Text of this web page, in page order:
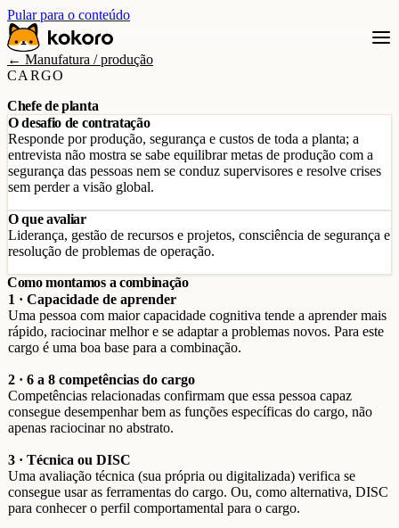
Pular para o conteúdo
← Manufatura / produção
CARGO
Chefe de planta
O desafio de contratação
Responde por produção, segurança e custos de toda a planta; a
entrevista não mostra se sabe equilibrar metas de produção com a
segurança das pessoas nem se conduz supervisores e resolve crises
sem perder a visão global.
O que avaliar
Liderança, gestão de recursos e projetos, consciência de segurança e
resolução de problemas de operação.
Como montamos a combinação
1 · Capacidade de aprender
Uma pessoa com maior capacidade cognitiva tende a aprender mais
rápido, raciocinar melhor e se adaptar a problemas novos. Para este
cargo é uma boa base para a combinação.
2 · 6 a 8 competências do cargo
Competências relacionadas confirmam que essa pessoa capaz
consegue desempenhar bem as funções específicas do cargo, não
apenas raciocinar no abstrato.
3 · Técnica ou DISC
Uma avaliação técnica (sua própria ou digitalizada) verifica se
consegue usar as ferramentas do cargo. Ou, como alternativa, DISC
para conhecer o perfil comportamental para o cargo.